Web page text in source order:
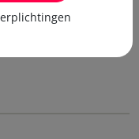
riferr